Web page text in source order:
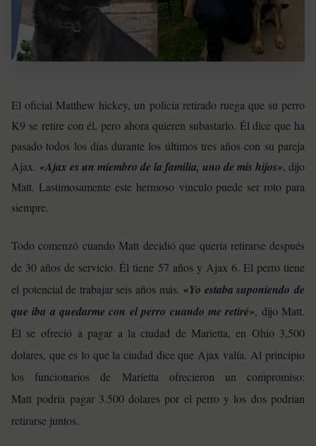
El oficial Matthew hickey, un policía retirado ruega que su perro
K9 se retire con él, pero ahora quieren subastarlo. Él dice que ha
pasado todos los días durante los últimos tres años con su pareja
Ajax. «Ajax es un miembro de la familia, uno de mis hijos», dijo
Matt. Lastimosamente este hermoso vínculo puede ser roto para
siempre.
Todo comenzó cuando Matt decidió que quería retirarse después
de 30 años de servicio. Él tiene 57 años y Ajax 6. El perro tiene
el potencial de trabajar seis años más.«Yo estaba suponiendo de
que iba a quedarme con el perro cuando me retiré», dijo Matt.
Él se ofreció a pagar a la ciudad de Marietta, en Ohio 3,500
dolares, que es lo que la ciudad dice que Ajax valía. Al principio
los funcionarios de Marietta ofrecieron un compromiso:
Matt podría pagar 3.500 dolares por el perro y los dos podrían
retirarse juntos.